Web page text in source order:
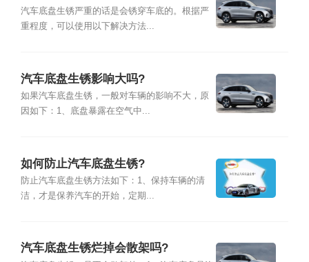
汽车底盘生锈严重的话是会锈穿车底的。根据严
重程度，可以使用以下解决方法...
汽车底盘生锈影响大吗?
如果汽车底盘生锈，一般对车辆的影响不大，原
因如下：1、底盘暴露在空气中...
如何防止汽车底盘生锈?
防止汽车底盘生锈方法如下：1、保持车辆的清
洁，才是保养汽车的开始，定期...
汽车底盘生锈烂掉会散架吗?